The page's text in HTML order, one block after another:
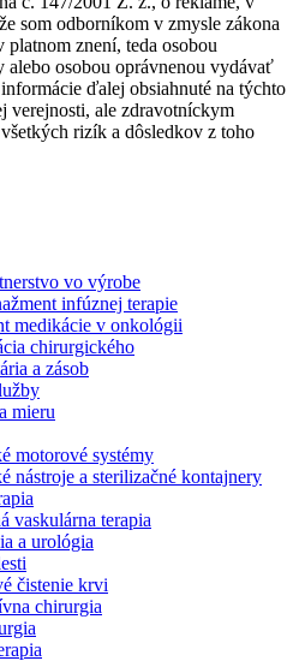
​Navštívte produktový katalóg B.
produktovým portfóliom.​
kvalitnú dialyzačnú starostlivosť
na Slovensku. Viac
prevádzkujeme poradenstvo
metódam náhrady funkcie
ktoré potrebujete a navštívte nás.
Braun. Kontaktujte nás.
som odborníkom v zmysle zákona
znení, teda osobou
osobou oprávnenou vydávať
ďalej obsiahnuté na týchto
verejnosti, ale zdravotníckym
rizík a dôsledkov z toho
vo výrobe
infúznej terapie
medikácie v onkológii
chirurgického
a zásob
mieru
motorové systémy
nástroje a sterilizačné kontajnery
vaskulárna terapia
a urológia
čistenie krvi
chirurgia